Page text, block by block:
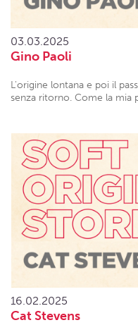
03.03.2025
Gino Paoli
L'origine lontana e poi il
senza ritorno. Come la mia
16.02.2025
Cat Stevens